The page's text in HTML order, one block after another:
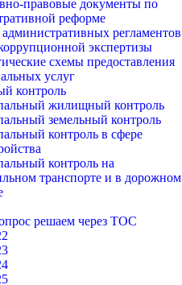
правовые документы по
реформе
регламентов
экспертизы
схемы предоставления
услуг
контроль
жилищный контроль
земельный контроль
контроль в сфере
контроль на
транспорте и в дорожном
решаем через ТОС